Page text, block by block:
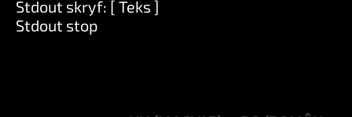
Stdout skryf: [ Teks ]
Stdout stop